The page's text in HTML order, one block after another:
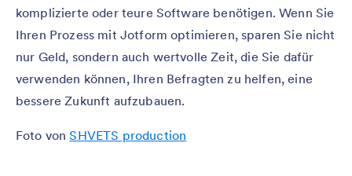
komplizierte oder teure Software benötigen. Wenn Sie
Ihren Prozess mit Jotform optimieren, sparen Sie nicht
nur Geld, sondern auch wertvolle Zeit, die Sie dafür
verwenden können, Ihren Befragten zu helfen, eine
bessere Zukunft aufzubauen.
Foto vonSHVETS production